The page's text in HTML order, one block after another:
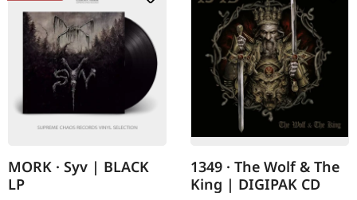
MORK · Syv | BLACK
LP
1349 · The Wolf & The
King | DIGIPAK CD